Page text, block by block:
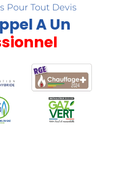
Pour Tout Devis
A Un